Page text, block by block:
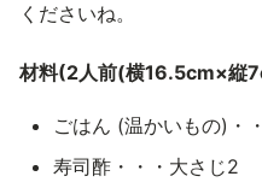
くださいね。
材料(2人前(横16.5cm×縦
ごはん (温かいもの)・
寿司酢・・・大さじ2